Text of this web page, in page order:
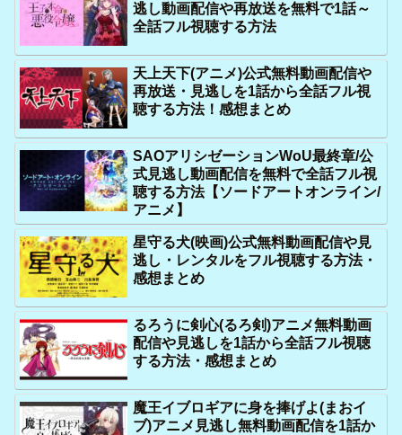
逃し動画配信や再放送を無料で1話～
全話フル視聴する方法
天上天下(アニメ)公式無料動画配信や
再放送・見逃しを1話から全話フル視
聴する方法！感想まとめ
SAOアリシゼーションWoU最終章/公
式見逃し動画配信を無料で全話フル視
聴する方法【ソードアートオンライン/
アニメ】
星守る犬(映画)公式無料動画配信や見
逃し・レンタルをフル視聴する方法・
感想まとめ
るろうに剣心(るろ剣)アニメ無料動画
配信や見逃しを1話から全話フル視聴
する方法・感想まとめ
魔王イブロギアに身を捧げよ(まおイ
ブ)アニメ見逃し無料動画配信を1話か